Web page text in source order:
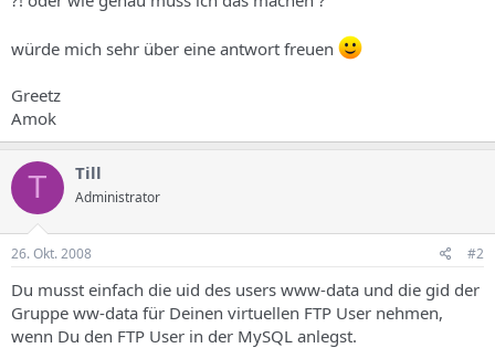
würde mich sehr über eine antwort freuen
Greetz
Amok
T Till
Administrator
26. Okt. 2008 #2
Du musst einfach die uid des users www-data und die gid der
Gruppe ww-data für Deinen virtuellen FTP User nehmen,
wenn Du den FTP User in der MySQL anlegst.